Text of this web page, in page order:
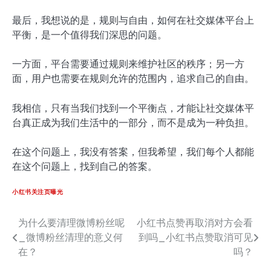
最后，我想说的是，规则与自由，如何在社交媒体平台上
平衡，是一个值得我们深思的问题。
一方面，平台需要通过规则来维护社区的秩序；另一方
面，用户也需要在规则允许的范围内，追求自己的自由。
我相信，只有当我们找到一个平衡点，才能让社交媒体平
台真正成为我们生活中的一部分，而不是成为一种负担。
在这个问题上，我没有答案，但我希望，我们每个人都能
在这个问题上，找到自己的答案。
小红书关注页曝光
文
章
为什么要清理微博粉丝呢
_微博粉丝清理的意义何
在？
小红书点赞再取消对方会看
到吗_小红书点赞取消可见
吗？